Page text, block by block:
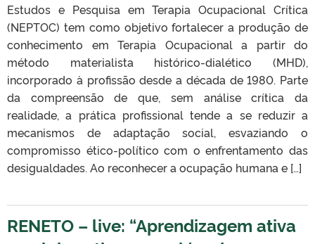
Estudos e Pesquisa em Terapia Ocupacional Crítica
(NEPTOC) tem como objetivo fortalecer a produção de
conhecimento em Terapia Ocupacional a partir do
método materialista histórico-dialético (MHD),
incorporado à profissão desde a década de 1980. Parte
da compreensão de que, sem análise crítica da
realidade, a prática profissional tende a se reduzir a
mecanismos de adaptação social, esvaziando o
compromisso ético-político com o enfrentamento das
desigualdades. Ao reconhecer a ocupação humana e […]
RENETO – live: “Aprendizagem ativa